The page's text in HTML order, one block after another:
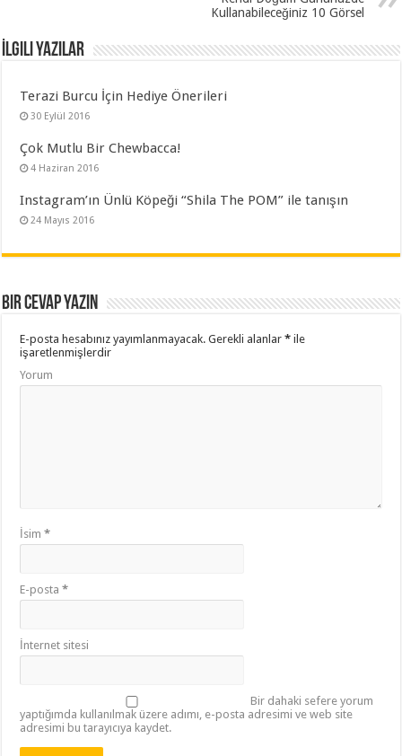
Kullanabileceğiniz 10 Görsel
İlgili Yazılar
Terazi Burcu İçin Hediye Önerileri
30 Eylül 2016
Çok Mutlu Bir Chewbacca!
4 Haziran 2016
Instagram’ın Ünlü Köpeği “Shila The POM” ile tanışın
24 Mayıs 2016
Bir cevap yazın
E-posta hesabınız yayımlanmayacak. Gerekli alanlar* ile
işaretlenmişlerdir
Yorum
İsim*
E-posta*
İnternet sitesi
Bir dahaki sefere yorum
yaptığımda kullanılmak üzere adımı, e-posta adresimi ve web site
adresimi bu tarayıcıya kaydet.